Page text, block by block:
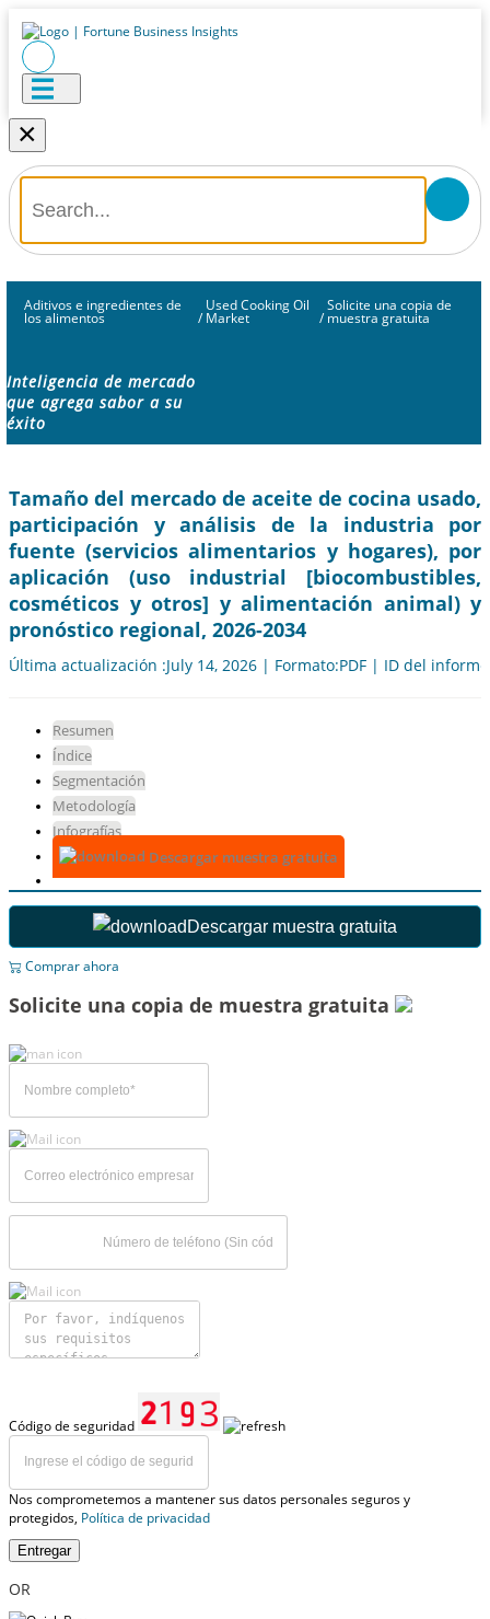
×
Aditivos e ingredientes de
los alimentos /
Used Cooking Oil
Market /
Solicite una copia de
muestra gratuita
Inteligencia de mercado
que agrega sabor a su
éxito
Tamaño del mercado de aceite de cocina usado,
participación y análisis de la industria por
fuente (servicios alimentarios y hogares), por
aplicación (uso industrial [biocombustibles,
cosméticos y otros] y alimentación animal) y
pronóstico regional, 2026-2034
Última actualización :July 14, 2026 | Formato:PDF | ID del
Resumen
Índice
Segmentación
Metodología
Infografías
Descargar muestra gratuita
Descargar muestra gratuita
Comprar ahora
Solicite una copia de muestra gratuita
Código de seguridad
Nos comprometemos a mantener sus datos personales seguros y
protegidos, Política de privacidad
Entregar
OR